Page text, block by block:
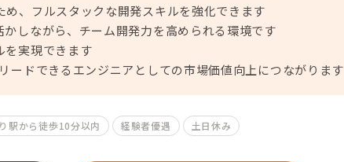
、フルスタックな開発スキルを強化できます
しながら、チーム開発力を高められる環境です
を実現できます
ードできるエンジニアとしての市場価値向上につながります
駅から徒歩10分以内 経験者優遇 土日休み